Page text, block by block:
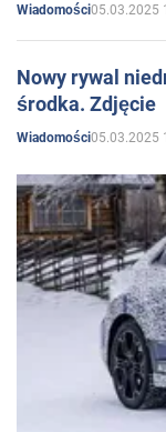
Wiadomości05.03.2025
Nowy rywal
środka. Zdjęcie
Wiadomości05.03.2025